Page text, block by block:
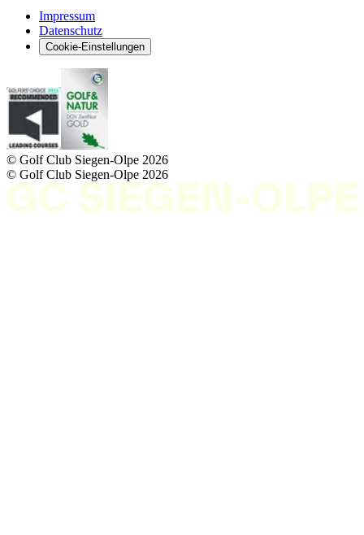
Impressum
Datenschutz
Cookie-Einstellungen
© Golf Club Siegen-Olpe 2026
© Golf Club Siegen-Olpe 2026